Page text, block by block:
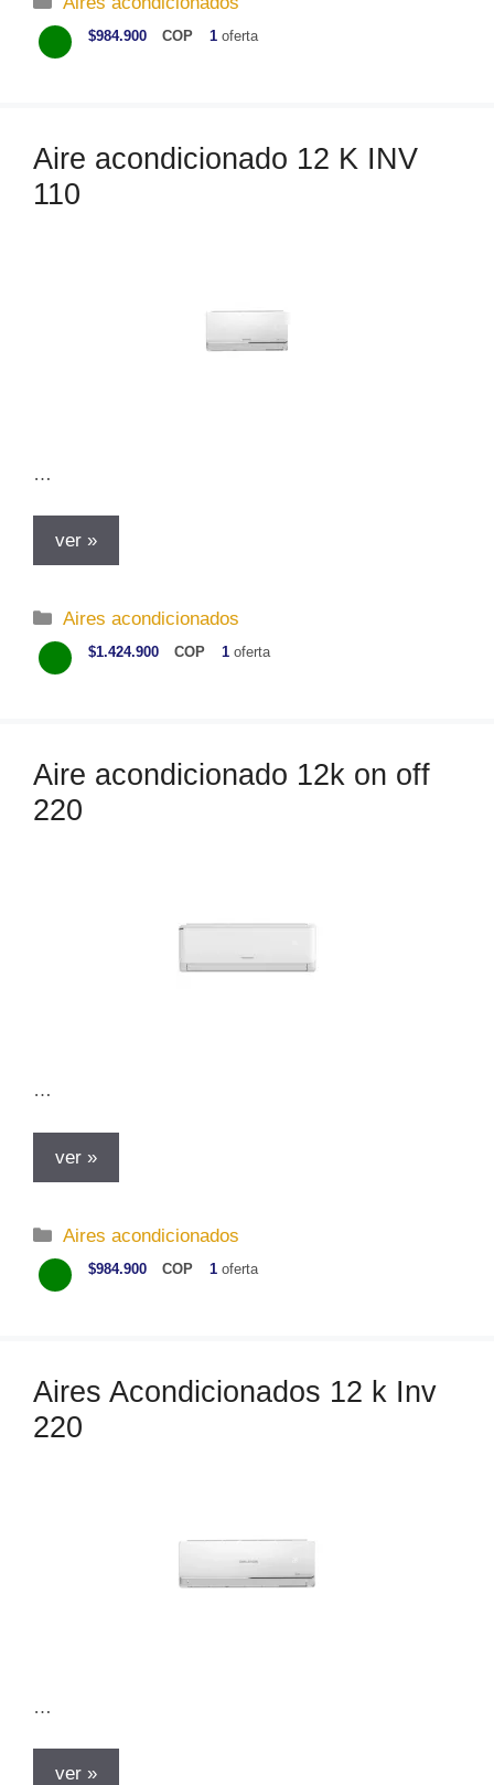
a
t
r
í
$984.900 COP 1 oferta
Aire acondicionado 12 K INV
110
…
ver »
C
a
t
r
í
Aires acondicionados
$1.424.900 COP 1 oferta
Aire acondicionado 12k on off
220
…
ver »
C
a
t
r
í
Aires acondicionados
$984.900 COP 1 oferta
Aires Acondicionados 12 k Inv
220
…
ver »